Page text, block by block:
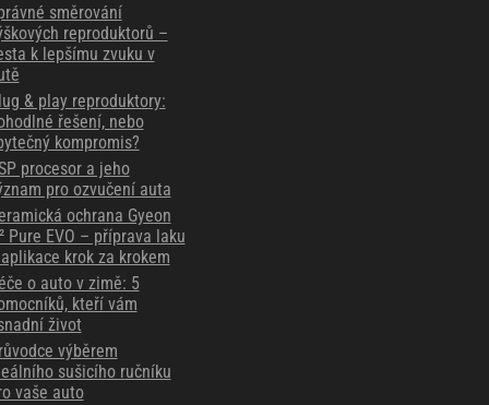
směrování
reproduktorů –
k lepšímu zvuku v
& play reproduktory:
řešení, nebo
kompromis?
procesor a jeho
pro ozvučení auta
ochrana Gyeon
Pure EVO – příprava laku
krok za krokem
o auto v zimě: 5
kteří vám
život
výběrem
sušicího ručníku
vaše auto